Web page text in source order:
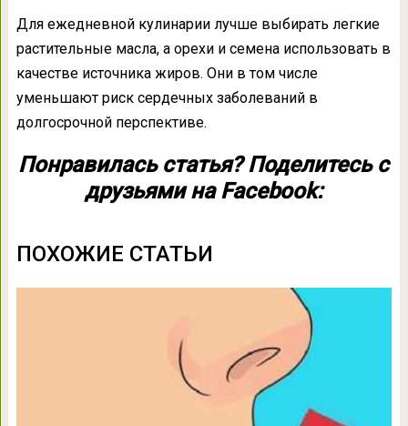
Для ежедневной кулинарии лучше выбирать легкие
растительные масла, а орехи и семена использовать в
качестве источника жиров. Они в том числе
уменьшают риск сердечных заболеваний в
долгосрочной перспективе.
Понравилась статья? Поделитесь с
друзьями на Facebook:
ПОХОЖИЕ СТАТЬИ